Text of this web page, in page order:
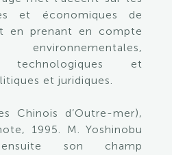
et économiques de
en prenant en compte
technologiques et
et juridiques.
Chinois d’Outre-mer),
1995. M. Yoshinobu
son champ